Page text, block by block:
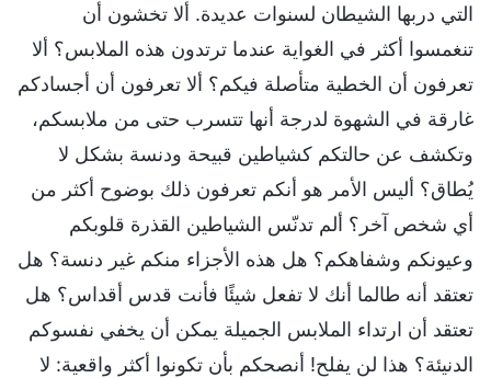
التي دربها الشيطان لسنوات عديدة. ألا تخشون أن
تنغمسوا أكثر في الغواية عندما ترتدون هذه الملابس؟ ألا
تعرفون أن الخطية متأصلة فيكم؟ ألا تعرفون أن أجسادكم
غارقة في الشهوة لدرجة أنها تتسرب حتى من ملابسكم،
وتكشف عن حالتكم كشياطين قبيحة ودنسة بشكل لا
يُطاق؟ أليس الأمر هو أنكم تعرفون ذلك بوضوح أكثر من
أي شخص آخر؟ ألم تدنّس الشياطين القذرة قلوبكم
وعيونكم وشفاهكم؟ هل هذه الأجزاء منكم غير دنسة؟ هل
تعتقد أنه طالما أنك لا تفعل شيئًا فأنت قدس أقداس؟ هل
تعتقد أن ارتداء الملابس الجميلة يمكن أن يخفي نفسوكم
الدنيئة؟ هذا لن يفلح! أنصحكم بأن تكونوا أكثر واقعية: لا